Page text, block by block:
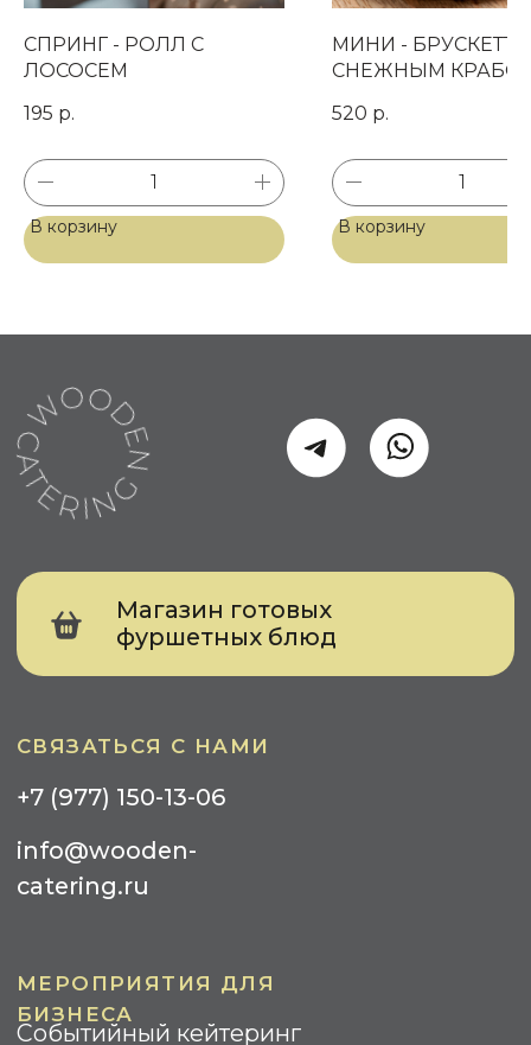
СПРИНГ - РОЛЛ С
ЛОСОСЕМ
195 р.
В корзину
МИНИ -
СНЕЖНЫМ
СОУСОМ
520 р.
В корзину
СВЯЗАТЬСЯ С НАМИ
+7 (977) 150-13-06
info@wooden-
Магазин готовых
День Рождения
Свадьба
Вечеринка
КЕЙТЕРИНГ ДЛЯ ЧАСТНЫХ ЛИЦ
УСЛУГИ
Событийный кейтеринг
Выставка
Конференция
Тимбилдинг
Презентация
Банкеты
Кофе-Брейк
Коктейль